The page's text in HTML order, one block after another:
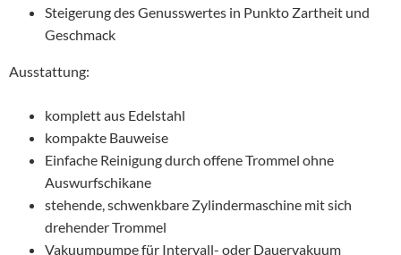
Steigerung des Genusswertes in Punkto Zartheit und
Geschmack
Ausstattung:
komplett aus Edelstahl
kompakte Bauweise
Einfache Reinigung durch offene Trommel ohne
Auswurfschikane
stehende, schwenkbare Zylindermaschine mit sich
drehender Trommel
Vakuumpumpe für Intervall- oder Dauervakuum